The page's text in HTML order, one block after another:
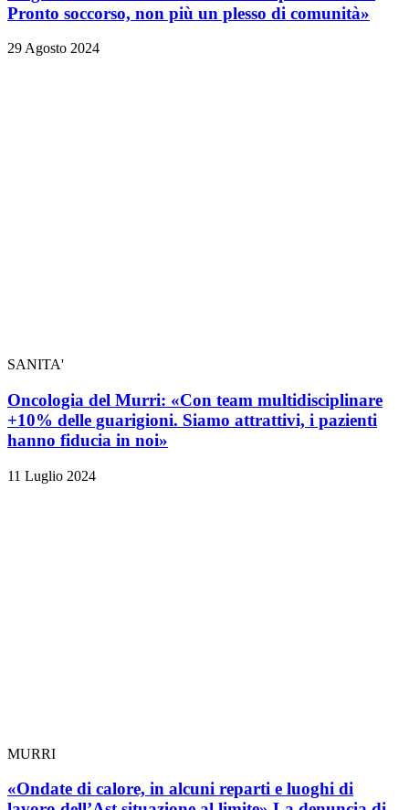
Pronto soccorso, non più un plesso di comunità»
29 Agosto 2024
SANITA'
Oncologia del Murri: «Con team multidisciplinare
+10% delle guarigioni. Siamo attrattivi, i pazienti
hanno fiducia in noi»
11 Luglio 2024
MURRI
«Ondate di calore, in alcuni reparti e luoghi di